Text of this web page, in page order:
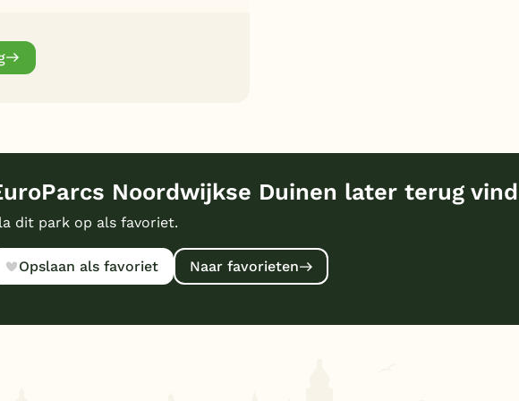
Noordwijkse Duinen later terug
dit park op als favoriet.
Opslaan als favoriet Naar favorieten